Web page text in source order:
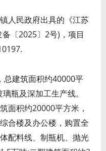
民政府出具的《江苏
〔2025〕2号)，项目
建筑面积约40000平
瓶及深加工生产线。
面积约20000平方米，
合楼及办公楼，购置全
配料线、制瓶机、抛光